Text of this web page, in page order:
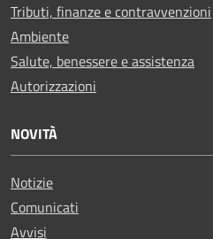
Tributi, finanze e contravvenzioni
Ambiente
Salute, benessere e assistenza
Autorizzazioni
NOVITÀ
Notizie
Comunicati
Avvisi